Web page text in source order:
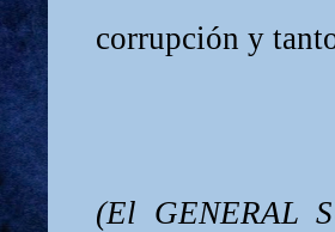
corrupción y
(El GENERAL